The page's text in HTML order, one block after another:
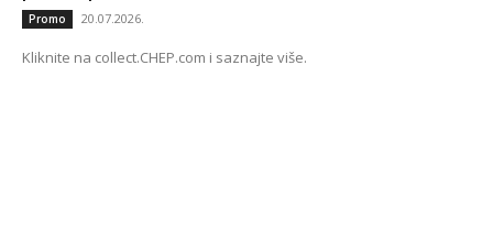
Promo 20.07.2026.
Kliknite na collect.CHEP.com i saznajte više.